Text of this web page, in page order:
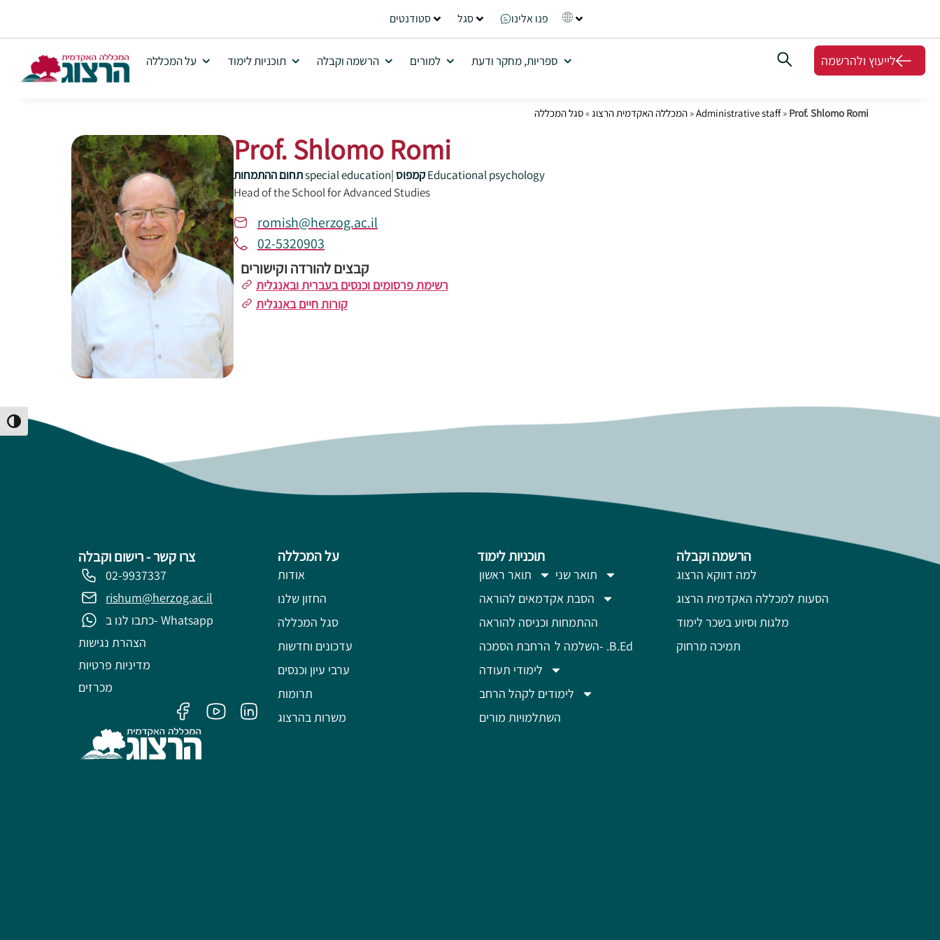
Toggle High Contrast
סטודנטים סגל פנו אלינו
על המכללה תוכניות לימוד הרשמה וקבלה למורים ספריות, מחקר ודעת לייעוץ ולהרשמה
המכללה האקדמית הרצוג»סגל המכללה »Administrative staff» Prof. Shlomo Romi
Prof. Shlomo Romi
תחום ההתמחותspecial education| קמפוסEducational psychology
Head of the School for Advanced Studies
romish@herzog.ac.il
02-5320903
קבצים להורדה וקישורים
רשימת פרסומים וכנסים בעברית ובאנגלית
קורות חיים באנגלית
צרו קשר - רישום וקבלה
02-9937337
rishum@herzog.ac.il
כתבו לנו ב- Whatsapp
הצהרת נגישות
מדיניות פרטיות
מכרזים
על המכללה
אודות
החזון שלנו
סגל המכללה
עדכונים וחדשות
ערבי עיון וכנסים
תרומות
משרות בהרצוג
תוכניות לימוד
תואר ראשון
תואר שני
הסבת אקדמאים להוראה
ההתמחות וכניסה להוראה
הרחבת הסמכה
השלמה ל- .B.Ed
לימודי תעודה
לימודים לקהל הרחב
השתלמויות מורים
הרשמה וקבלה
למה דווקא הרצוג
הסעות למכללה האקדמית הרצוג
מלגות וסיוע בשכר לימוד
תמיכה מרחוק